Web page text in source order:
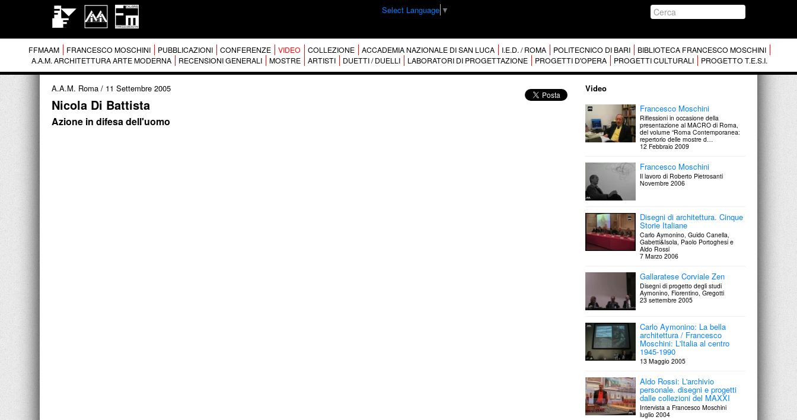
Select Language ▼
FFMAAM FRANCESCO MOSCHINI PUBBLICAZIONI CONFERENZE VIDEO COLLEZIONE ACCADEMIA NAZIONALE DI SAN LUCA I.E.D. / ROMA POLITECNICO DI BARI
BIBLIOTECA FRANCESCO MOSCHINI
A.A.M. ARCHITETTURA ARTE MODERNA
RECENSIONI GENERALI MOSTRE ARTISTI DUETTI / DUELLI LABORATORI DI PROGETTAZIONE PROGETTI D'OPERA PROGETTI CULTURALI PROGETTO T.E.S.I.
A.A.M. Roma / 11 Settembre 2005
Nicola Di Battista
Azione in difesa dell'uomo
Video
Francesco Moschini
Riflessioni in occasione della
presentazione al MACRO di Roma,
del volume “Roma Contemporanea:
repertorio delle mostre d…
12 Febbraio 2009
Francesco Moschini
Il lavoro di Roberto Pietrosanti
Novembre 2006
Disegni di architettura. Cinque
Storie Italiane
Carlo Aymonino, Guido Canella,
Gabetti&Isola, Paolo Portoghesi e
Aldo Rossi
7 Marzo 2006
Gallaratese Corviale Zen
Disegni di progetto degli studi
Aymonino, Fiorentino, Gregotti
23 settembre 2005
Carlo Aymonino: La bella
architettura / Francesco
Moschini: L'Italia al centro
1945-1990
13 Maggio 2005
Aldo Rossi: L'archivio
personale. disegni e progetti
dalle collezioni del MAXXI
Intervista a Francesco Moschini
luglio 2004